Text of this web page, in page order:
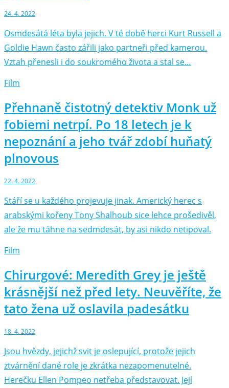
24. 4. 2022
Osmdesátá léta byla jejich. V té době herci Kurt Russell a
Goldie Hawn často zářili jako partneři před kamerou.
Vztah přenesli i do soukromého života a stal se…
Film
Přehnaně čistotný detektiv Monk už
fobiemi netrpí. Po 18 letech je k
nepoznání a jeho tvář zdobí huňatý
plnovous
22. 4. 2022
Stáří se u každého projevuje jinak. Americký herec s
arabskými kořeny Tony Shalhoub sice lehce prošedivěl,
ale že mu táhne na sedmdesát, by asi nikdo netipoval.
Film
Chirurgové: Meredith Grey je ještě
krásnější než před lety. Neuvěříte, že
tato žena už oslavila padesátku
18. 4. 2022
Jsou hvězdy, jejichž svit je oslepující, protože jejich
ztvárnění dané role je zkrátka nezapomenutelné.
Herečku Ellen Pompeo netřeba představovat. Její